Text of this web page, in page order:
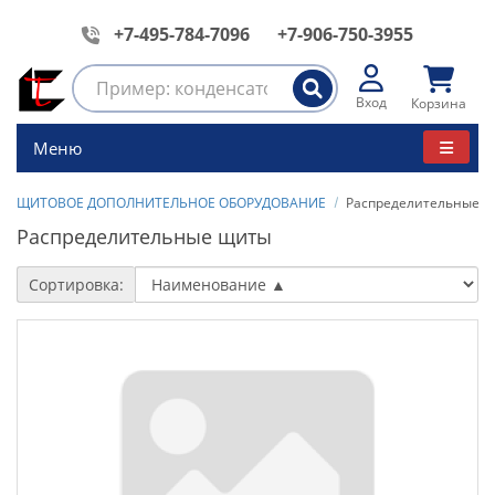
+7-495-784-7096 +7-906-750-3955
Вход Корзина
Меню
ЩИТОВОЕ ДОПОЛНИТЕЛЬНОЕ ОБОРУДОВАНИЕ Распределительные
Распределительные щиты
Сортировка: